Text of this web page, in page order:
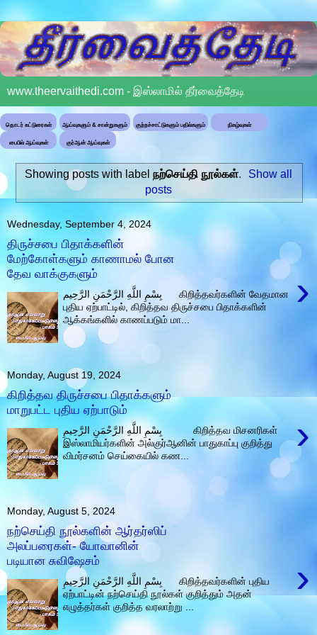
www.theervaithedi.com - இஸ்லாமில் தீர்வைத்தேடி
தொடர் கட்டுரைகள் ஆய்வுகளும் & சான்றுகளும் குற்றச்சாட்டுகளும் பதில்களும் நிகழ்வுகள்
பைபில் ஆய்வுகள் குர்ஆன் ஆய்வுகள்
Showing posts with label நற்செய்தி நூல்கள்.
Show all
posts
Wednesday, September 4, 2024
திருச்சபை பிதாக்களின்
மேற்கோள்களும் காணாமல் போன
தேவ வாக்குகளும்
›
بِسْمِ اللَّهِ الرَّحْمَنِ الرَّحِيم கிறித்தவர்களின் வேதமான
புதிய ஏற்பாட்டில், கிறித்தவ திருச்சபை பிதாக்களின்
ஆக்கங்களில் காணப்படும் மா...
Monday, August 19, 2024
கிறித்தவ திருச்சபை பிதாக்களும்
மாறுபட்ட புதிய ஏற்பாடும்
›
بِسْمِ اللَّهِ الرَّحْمَنِ الرَّحِيمِ கிறித்தவ மிசனரிகள்
இஸ்லாமியர்களின் அல்குர்ஆனின் பாதுகாப்பு குறித்து
விமர்சனம் செய்கையில் கண...
Monday, August 5, 2024
நற்செய்தி நூல்களின் ஆர்தர்ஸிப்
அலப்பரைகள்- யோவானின்
படியான சுவிஷேசம்
›
بِسْمِ اللَّهِ الرَّحْمَنِ الرَّحِيمِ கிறித்தவர்களின் புதிய
ஏற்பாட்டின் நற்செய்தி நூல்கள் குறித்தும் அதன்
எழுத்தர்கள் குறித்த வரலாற்று ...